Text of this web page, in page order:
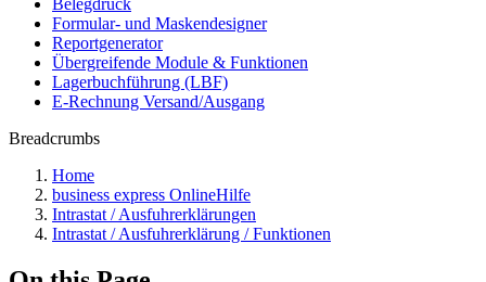
Belegdruck
Formular- und Maskendesigner
Reportgenerator
Übergreifende Module & Funktionen
Lagerbuchführung (LBF)
E-Rechnung Versand/Ausgang
Breadcrumbs
Home
business express OnlineHilfe
Intrastat / Ausfuhrerklärungen
Intrastat / Ausfuhrerklärung / Funktionen